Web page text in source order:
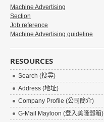
Machine Advertising
Section
Job reference
Machine Advertising guideline
RESOURCES
Search (搜尋)
Address (地址)
Company Profile (公司簡介)
G-Mail Mayloon (登入美隆郵箱)